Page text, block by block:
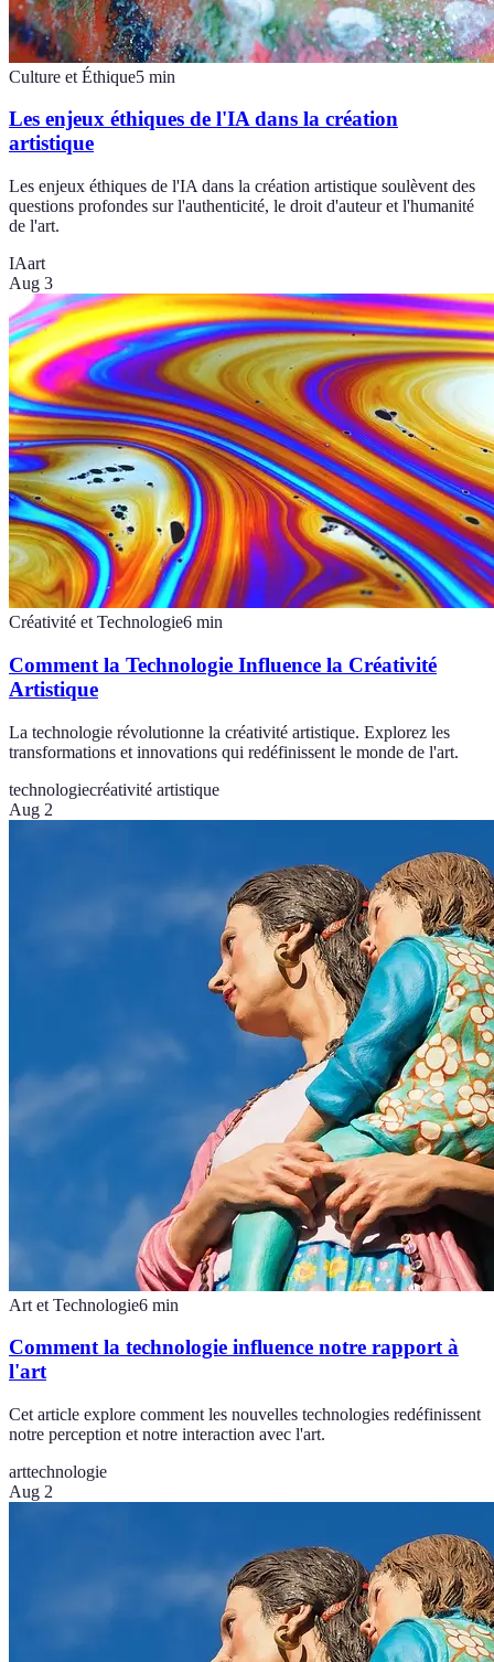
Culture et Éthique5 min
Les enjeux éthiques de l'IA dans la création
artistique
Les enjeux éthiques de l'IA dans la création artistique soulèvent des
questions profondes sur l'authenticité, le droit d'auteur et l'humanité
de l'art.
IAart
Aug 3
Créativité et Technologie6 min
Comment la Technologie Influence la Créativité
Artistique
La technologie révolutionne la créativité artistique. Explorez les
transformations et innovations qui redéfinissent le monde de l'art.
technologiecréativité artistique
Aug 2
Art et Technologie6 min
Comment la technologie influence notre rapport à
l'art
Cet article explore comment les nouvelles technologies redéfinissent
notre perception et notre interaction avec l'art.
arttechnologie
Aug 2